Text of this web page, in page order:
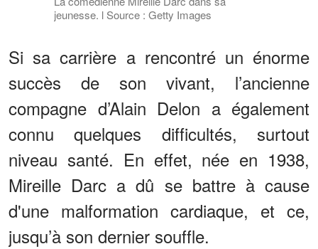
jeunesse. l Source : Getty Images
Si sa carrière a rencontré un énorme
succès de son vivant, l’ancienne
compagne d’Alain Delon a également
connu quelques difficultés, surtout
niveau santé. En effet, née en 1938,
Mireille Darc a dû se battre à cause
d'une malformation cardiaque, et ce,
jusqu’à son dernier souffle.